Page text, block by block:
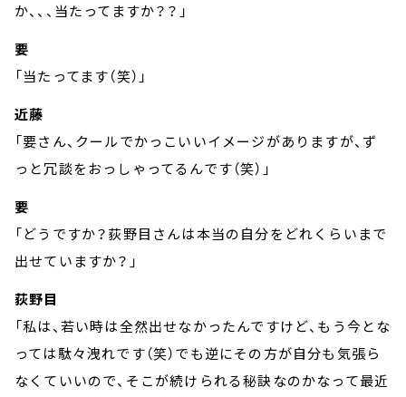
か、、、当たってますか？？」
要
「当たってます（笑）」
近藤
「要さん、クールでかっこいいイメージがありますが、ず
っと冗談をおっしゃってるんです（笑）」
要
「どうですか？荻野目さんは本当の自分をどれくらいまで
出せていますか？」
荻野目
「私は、若い時は全然出せなかったんですけど、もう今とな
っては駄々洩れです（笑）でも逆にその方が自分も気張ら
なくていいので、そこが続けられる秘訣なのかなって最近